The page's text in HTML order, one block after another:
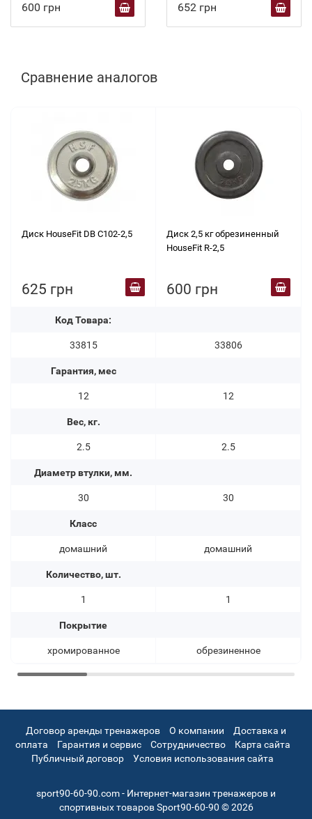
600 грн 652 грн
Сравнение аналогов
Диск HouseFit DB C102-2,5
625 грн
Код Товара:
33815
Гарантия, мес
12
Вес, кг.
2.5
Диаметр втулки, мм.
30
Класс
домашний
Количество, шт.
1
Покрытие
хромированное
Диск 2,5 кг обрезиненный
HouseFit R-2,5
600 грн
33806
12
2.5
30
домашний
1
обрезиненное
Договор аренды тренажеров О компании
Доставка и
оплата
Гарантия и сервис Сотрудничество
Карта сайта
Публичный договор
Условия использования сайта
sport90-60-90.com - Интернет-магазин тренажеров и
спортивных товаров Sport90-60-90 © 2026